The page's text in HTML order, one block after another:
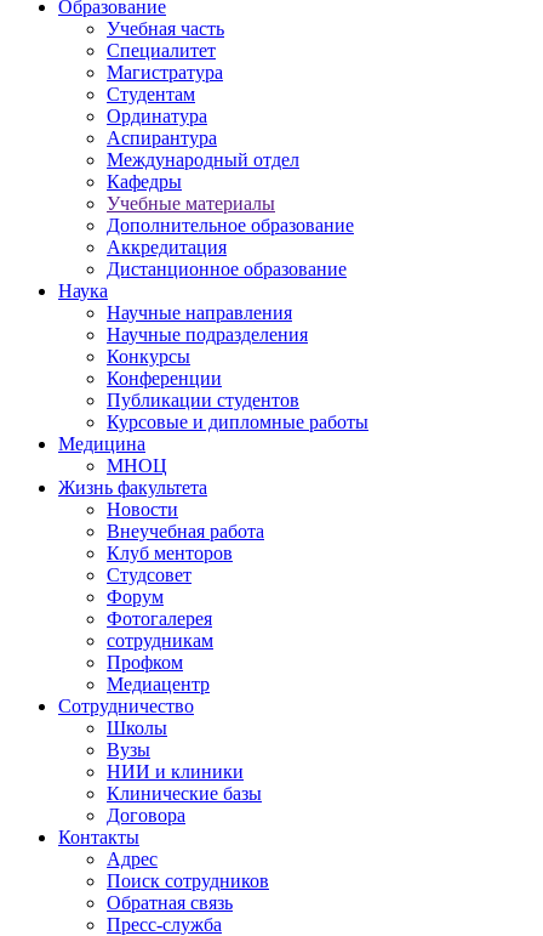
Образование
Учебная часть
Специалитет
Магистратура
Студентам
Ординатура
Аспирантура
Международный отдел
Кафедры
Учебные материалы
Дополнительное образование
Аккредитация
Дистанционное образование
Наука
Научные направления
Научные подразделения
Конкурсы
Конференции
Публикации студентов
Курсовые и дипломные работы
Медицина
МНОЦ
Жизнь факультета
Новости
Внеучебная работа
Клуб менторов
Студсовет
Форум
Фотогалерея
сотрудникам
Профком
Медиацентр
Сотрудничество
Школы
Вузы
НИИ и клиники
Клинические базы
Договора
Контакты
Адрес
Поиск сотрудников
Обратная связь
Пресс-служба